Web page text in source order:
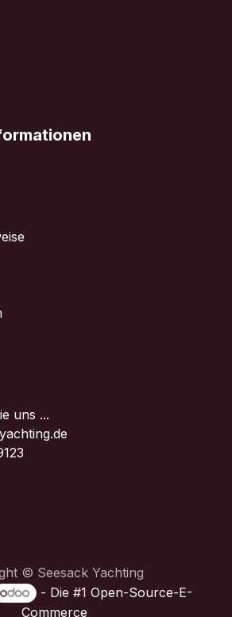
uns ...
© Seesack Yachting
- Die #1 Open-Source-E-
Commerce